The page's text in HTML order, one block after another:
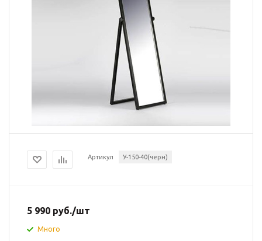
Артикул У-150-40(черн)
5 990 руб./шт
Много